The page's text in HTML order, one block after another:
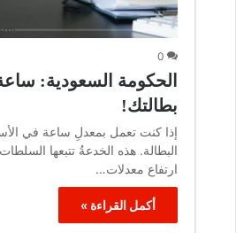
0
الحكومة السعودية:
بطالتك!
إذا كنت تعمل بمعدلِ ساعة في
البطالة. هذه الخدعةُ تتبعها
ارتفاع معدلات…
أكمل القراءة »